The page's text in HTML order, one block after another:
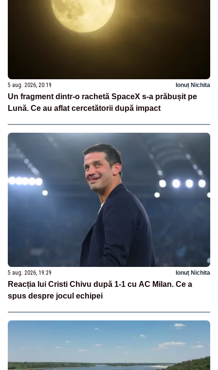
5 aug. 2026, 20:19 Ionuț Nichita
Un fragment dintr-o rachetă SpaceX s-a prăbușit pe
Lună. Ce au aflat cercetătorii după impact
5 aug. 2026, 19:29 Ionuț Nichita
Reacția lui Cristi Chivu după 1-1 cu AC Milan. Ce a
spus despre jocul echipei